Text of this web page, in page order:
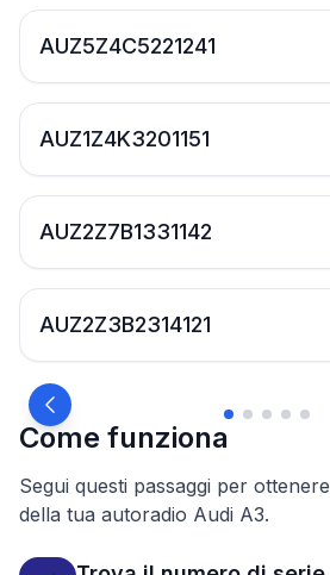
AUZ5Z4C5221241
AUZ1Z4K3201151
AUZ2Z7B1331142
AUZ2Z3B2314121
Come funziona
Segui questi passaggi per
della tua autoradio Audi A3.